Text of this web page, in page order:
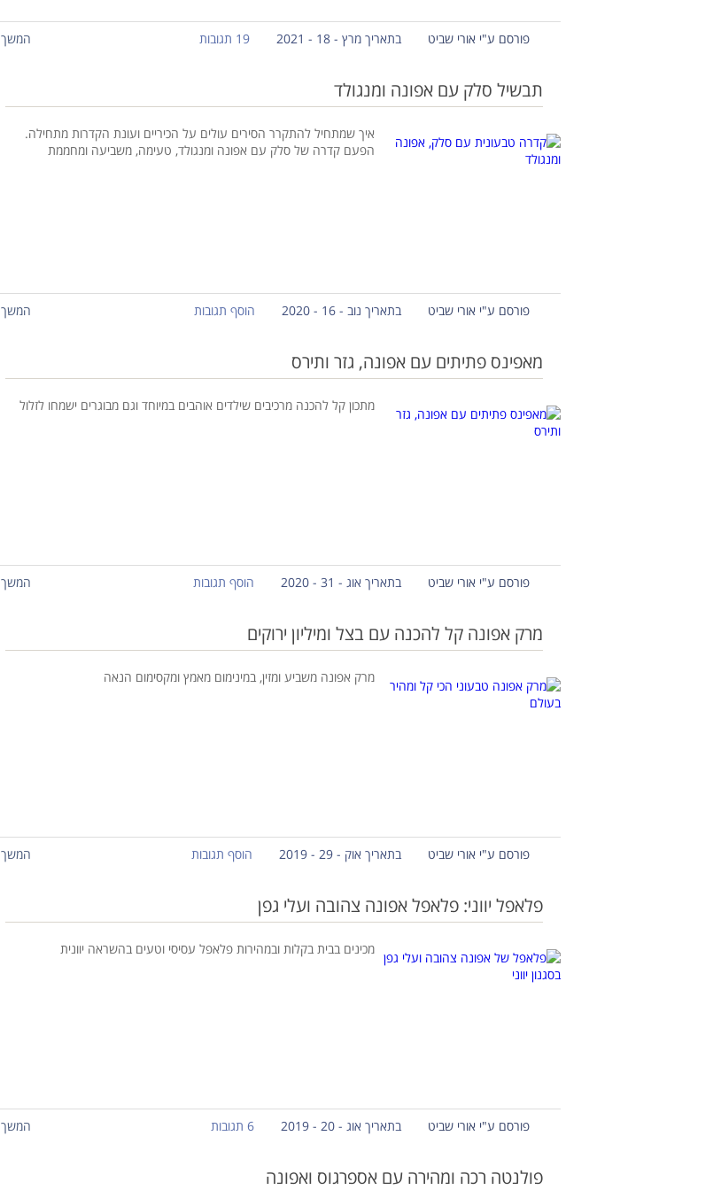
פורסם ע"י אורי שביט בתאריך מרץ - 18 - 2021 19 תגובות המשך
תבשיל סלק עם אפונה ומנגולד
איך שמתחיל להתקרר הסירים עולים על הכיריים ועונת הקדרות מתחילה.
הפעם קדרה של סלק עם אפונה ומנגולד, טעימה, משביעה ומחממת
פורסם ע"י אורי שביט בתאריך נוב - 16 - 2020 הוסף תגובות המשך
מאפינס פתיתים עם אפונה, גזר ותירס
מתכון קל להכנה מרכיבים שילדים אוהבים במיוחד וגם מבוגרים ישמחו לזלול
פורסם ע"י אורי שביט בתאריך אוג - 31 - 2020 הוסף תגובות המשך
מרק אפונה קל להכנה עם בצל ומיליון ירוקים
מרק אפונה משביע ומזין, במינימום מאמץ ומקסימום הנאה
פורסם ע"י אורי שביט בתאריך אוק - 29 - 2019 הוסף תגובות המשך
פלאפל יווני: פלאפל אפונה צהובה ועלי גפן
מכינים בבית בקלות ובמהירות פלאפל עסיסי וטעים בהשראה יוונית
פורסם ע"י אורי שביט בתאריך אוג - 20 - 2019 6 תגובות המשך
פולנטה רכה ומהירה עם אספרגוס ואפונה